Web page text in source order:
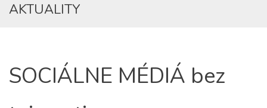
AKTUALITY
SOCIÁLNE MÉDIÁ bez